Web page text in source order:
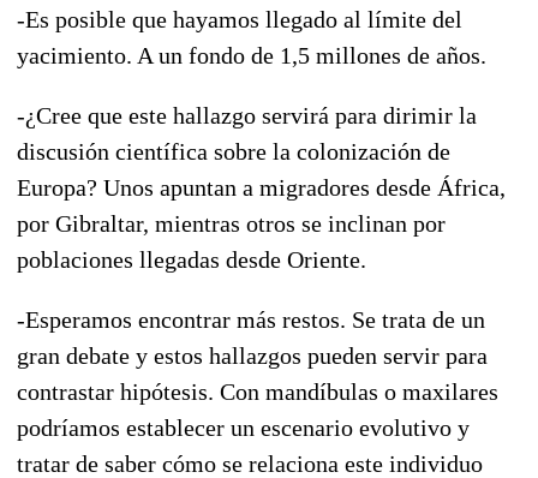
-Es posible que hayamos llegado al límite del
yacimiento. A un fondo de 1,5 millones de años.
-¿Cree que este hallazgo servirá para dirimir la
discusión científica sobre la colonización de
Europa? Unos apuntan a migradores desde África,
por Gibraltar, mientras otros se inclinan por
poblaciones llegadas desde Oriente.
-Esperamos encontrar más restos. Se trata de un
gran debate y estos hallazgos pueden servir para
contrastar hipótesis. Con mandíbulas o maxilares
podríamos establecer un escenario evolutivo y
tratar de saber cómo se relaciona este individuo